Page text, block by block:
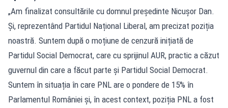
„Am finalizat consultările cu domnul președinte Nicușor Dan.
Și, reprezentând Partidul Național Liberal, am precizat poziția
noastră. Suntem după o moțiune de cenzură inițiată de
Partidul Social Democrat, care cu sprijinul AUR, practic a căzut
guvernul din care a făcut parte și Partidul Social Democrat.
Suntem în situația în care PNL are o pondere de 15% în
Parlamentul României și, în acest context, poziția PNL a fost